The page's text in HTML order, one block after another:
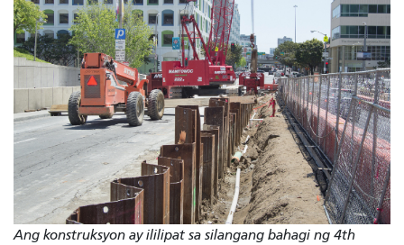
Ang konstruksyon ay ililipat sa silangang bahagi ng 4th